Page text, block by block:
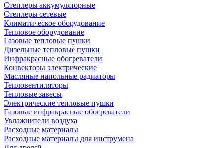
Степлеры аккумуляторные
Степлеры сетевые
Климатическое оборудование
Тепловое оборудование
Газовые тепловые пушки
Дизельные тепловые пушки
Инфракрасные обогреватели
Конвекторы электрические
Масляные напольные радиаторы
Тепловентиляторы
Тепловые завесы
Электрические тепловые пушки
Газовые инфракрасные обогреватели
Увлажнители воздуха
Расходные материалы
Расходные материалы для инструмена